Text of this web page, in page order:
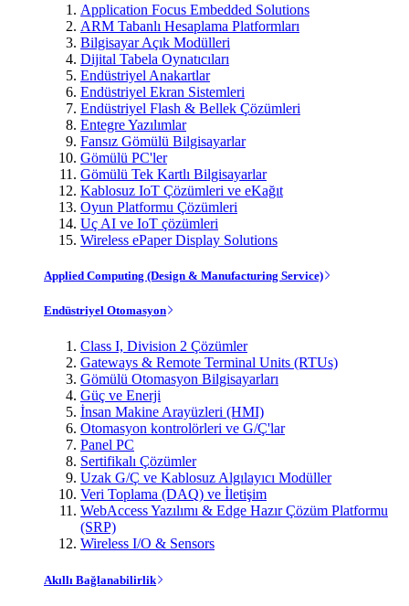
Application Focus Embedded Solutions
ARM Tabanlı Hesaplama Platformları
Bilgisayar Açık Modülleri
Dijital Tabela Oynatıcıları
Endüstriyel Anakartlar
Endüstriyel Ekran Sistemleri
Endüstriyel Flash & Bellek Çözümleri
Entegre Yazılımlar
Fansız Gömülü Bilgisayarlar
Gömülü PC'ler
Gömülü Tek Kartlı Bilgisayarlar
Kablosuz IoT Çözümleri ve eKağıt
Oyun Platformu Çözümleri
Uç AI ve IoT çözümleri
Wireless ePaper Display Solutions
Applied Computing (Design & Manufacturing Service)
Endüstriyel Otomasyon
Class I, Division 2 Çözümler
Gateways & Remote Terminal Units (RTUs)
Gömülü Otomasyon Bilgisayarları
Güç ve Enerji
İnsan Makine Arayüzleri (HMI)
Otomasyon kontrolörleri ve G/Ç'lar
Panel PC
Sertifikalı Çözümler
Uzak G/Ç ve Kablosuz Algılayıcı Modüller
Veri Toplama (DAQ) ve İletişim
WebAccess Yazılımı & Edge Hazır Çözüm Platformu
(SRP)
Wireless I/O & Sensors
Akıllı Bağlanabilirlik